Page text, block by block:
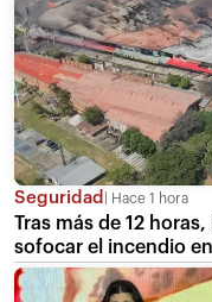
Seguridad Hace 1 hora
Tras más de 12
sofocar el incendio